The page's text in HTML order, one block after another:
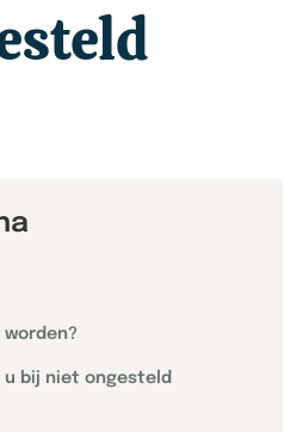
bij niet ongesteld